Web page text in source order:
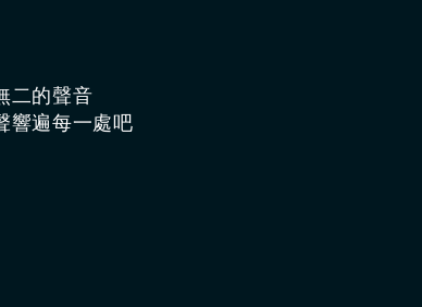
二的聲音
遍每一處吧